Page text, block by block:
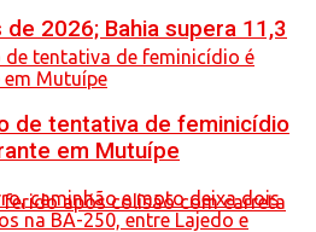
2026; Bahia supera 11,3
de tentativa de feminicídio
em Mutuípe